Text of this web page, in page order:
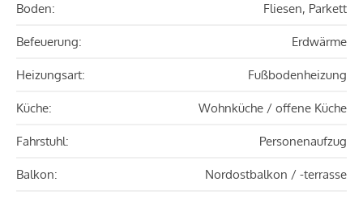
Boden: Fliesen, Parkett
Befeuerung: Erdwärme
Heizungsart: Fußbodenheizung
Küche: Wohnküche / offene Küche
Fahrstuhl: Personenaufzug
Balkon: Nordostbalkon / -terrasse